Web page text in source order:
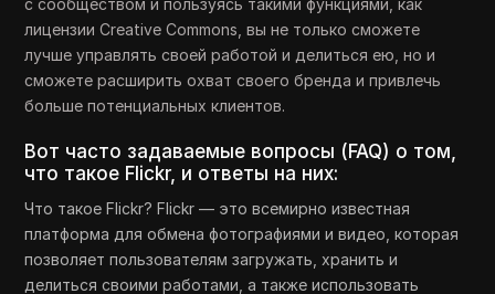
лицензии Creative Commons, вы не только сможете
лучше управлять своей работой и делиться ею, но и
сможете расширить охват своего бренда и привлечь
больше потенциальных клиентов.
Вот часто задаваемые вопросы (FAQ) о том,
что такое Flickr, и ответы на них:
Что такое Flickr? Flickr — это всемирно известная
платформа для обмена фотографиями и видео, которая
позволяет пользователям загружать, хранить и
делиться своими работами, а также использовать